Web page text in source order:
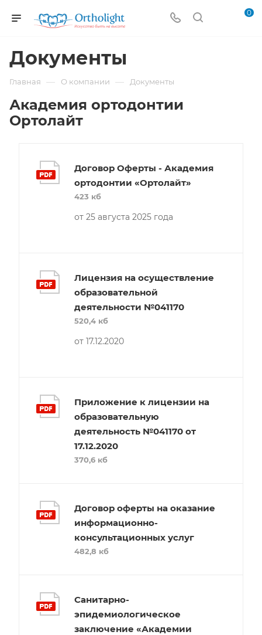
0
Документы
Главная — О компании — Документы
Академия ортодонтии
Ортолайт
Договор Оферты - Академия
ортодонтии «Ортолайт»
423 кб
от 25 августа 2025 года
Лицензия на осуществление
образовательной
деятельности №041170
520,4 кб
от 17.12.2020
Приложение к лицензии на
образовательную
деятельность №041170 от
17.12.2020
370,6 кб
Договор оферты на оказание
информационно-
консультационных услуг
482,8 кб
Санитарно-
эпидемиологическое
заключение «Академии